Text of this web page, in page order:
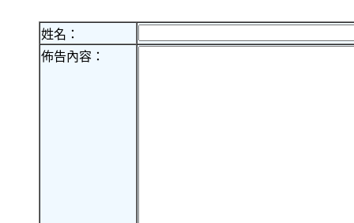
姓名：
佈告內容：